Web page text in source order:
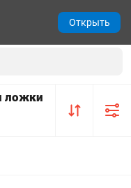
ложки
Открыть